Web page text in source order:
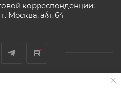
корреспонденции:
г. Москва, а/я. 64